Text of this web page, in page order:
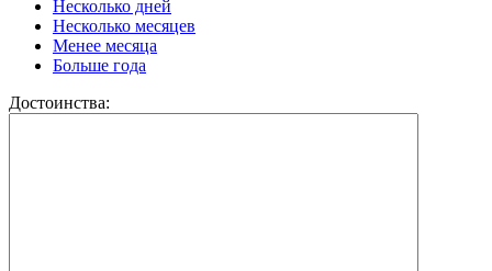
Несколько дней
Несколько месяцев
Менее месяца
Больше года
Достоинства: